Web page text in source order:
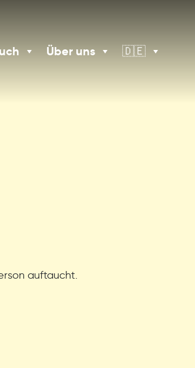
Über uns 🇩🇪
auftaucht.